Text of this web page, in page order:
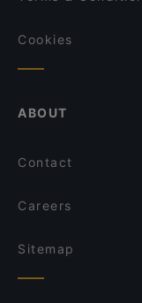
Cookies
ABOUT
Contact
Careers
Sitemap